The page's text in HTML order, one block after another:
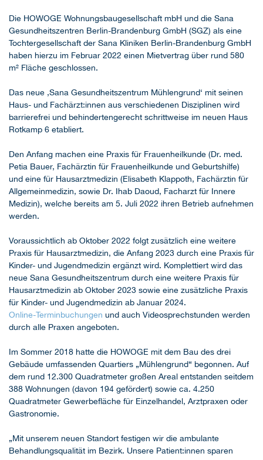
Die HOWOGE Wohnungsbaugesellschaft mbH und die Sana
Gesundheitszentren Berlin-Brandenburg GmbH (SGZ) als eine
Tochtergesellschaft der Sana Kliniken Berlin-Brandenburg GmbH
haben hierzu im Februar 2022 einen Mietvertrag über rund 580
m² Fläche geschlossen.
Das neue ‚Sana Gesundheitszentrum Mühlengrund‘ mit seinen
Haus- und Fachärzt:innen aus verschiedenen Disziplinen wird
barrierefrei und behindertengerecht schrittweise im neuen Haus
Rotkamp 6 etabliert.
Den Anfang machen eine Praxis für Frauenheilkunde (Dr. med.
Petia Bauer, Fachärztin für Frauenheilkunde und Geburtshilfe)
und eine für Hausarztmedizin (Elisabeth Klappoth, Fachärztin für
Allgemeinmedizin, sowie Dr. Ihab Daoud, Facharzt für Innere
Medizin), welche bereits am 5. Juli 2022 ihren Betrieb aufnehmen
werden.
Voraussichtlich ab Oktober 2022 folgt zusätzlich eine weitere
Praxis für Hausarztmedizin, die Anfang 2023 durch eine Praxis für
Kinder- und Jugendmedizin ergänzt wird. Komplettiert wird das
neue Sana Gesundheitszentrum durch eine weitere Praxis für
Hausarztmedizin ab Oktober 2023 sowie eine zusätzliche Praxis
für Kinder- und Jugendmedizin ab Januar 2024.
Online-Terminbuchungen und auch Videosprechstunden werden
durch alle Praxen angeboten.
Im Sommer 2018 hatte die HOWOGE mit dem Bau des drei
Gebäude umfassenden Quartiers „Mühlengrund“ begonnen. Auf
dem rund 12.300 Quadratmeter großen Areal entstanden seitdem
388 Wohnungen (davon 194 gefördert) sowie ca. 4.250
Quadratmeter Gewerbefläche für Einzelhandel, Arztpraxen oder
Gastronomie.
„Mit unserem neuen Standort festigen wir die ambulante
Behandlungsqualität im Bezirk. Unsere Patient:innen sparen